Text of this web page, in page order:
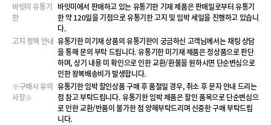
바잇미 유통기
한
바잇미에서 판매하고 있는 유통기한 기재 제품은 판매일로부터 유통기
한 약 120일을 기점으로 유통기한 고지 및 임박 세일을 진행하고 있습니
다.
고지 정책 안내 유통기한 미기재 상품의 유통기한이 궁금하신 고객님께서는 채팅 상담
을 통해 문의 부탁 드립니다. 유통기한 미기재 제품은 정상품으로 판단
하며, 상기 내용 미 확인으로 인한 교환/환불을 원하시면 단순변심으로
인한 왕복배송비가 발생합니다.
※구매시 유의
사항※
유통기한 임박 할인상품 구매 후 품절일 경우, 취소 후 문자 안내 드리는
점 참고 부탁드립니다. 유통기한 임박 제품은 할인 품목으로 단순변심으
로 인한 교환/반품이 불가한 점 양해부탁드리며 신중한 구매 부탁드립
니다.